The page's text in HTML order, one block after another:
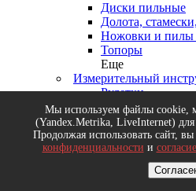
Диски пильные
Долота,
Ножовки и пилы
Топоры
Еще
Измерительный
Рулетки
Резьбомеры,
Уровни,
Микрометры,
Еще
Малярный
Валики, ролики
Мы используем файлы cookie,
(Yandex.Metrika, LiveInternet)
Продолжая использовать сайт, вы
конфиденциальности и